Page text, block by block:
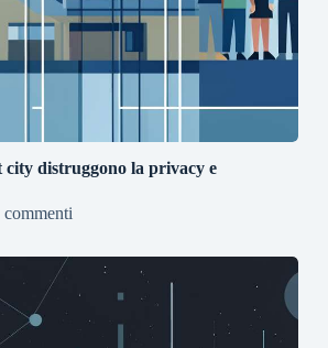
city distruggono la privacy e
commenti